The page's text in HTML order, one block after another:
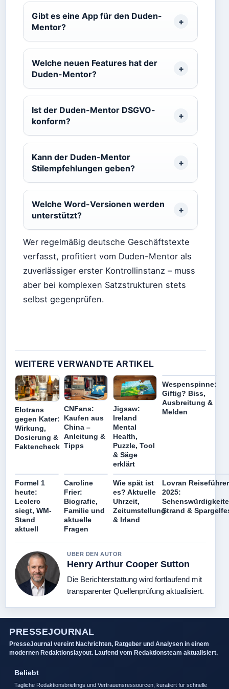
Gibt es eine App für den Duden-
Mentor?
Welche neuen Features hat der
Duden-Mentor?
Ist der Duden-Mentor DSGVO-
konform?
Kann der Duden-Mentor
Stilempfehlungen geben?
Welche Word-Versionen werden
unterstützt?
Wer regelmäßig deutsche Geschäftstexte
verfasst, profitiert vom Duden-Mentor als
zuverlässiger erster Kontrollinstanz – muss
aber bei komplexen Satzstrukturen stets
selbst gegenprüfen.
WEITERE VERWANDTE ARTIKEL
Elotrans
gegen Kater:
Wirkung,
Dosierung &
Faktencheck
CNFans:
Kaufen aus
China –
Anleitung &
Tipps
Jigsaw:
Ireland
Mental
Health,
Puzzle, Tool
& Säge
erklärt
Wespenspinne:
Giftig? Biss,
Ausbreitung &
Melden
Formel 1
heute:
Leclerc
siegt, WM-
Stand
aktuell
Caroline
Frier:
Biografie,
Familie und
aktuelle
Fragen
Wie spät ist
es? Aktuelle
Uhrzeit,
Zeitumstellung
& Irland
Lovran Reiseführer
2025:
Strand &
UBER DEN AUTOR
Henry Arthur Cooper Sutton
Die Berichterstattung wird fortlaufend mit
transparenter Quellenprüfung aktualisiert.
PRESSEJOURNAL
PresseJournal vereint Nachrichten, Ratgeber und Analysen in einem
modernen Redaktionslayout. Laufend vom Redaktionsteam aktualisiert.
Beliebt
Tagliche Redaktionsbriefings und Vertrauensressourcen, kuratiert fur schnelle